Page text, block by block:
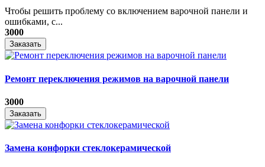
​Чтобы решить проблему со включением варочной панели и
ошибками, с...
3000
Заказать
Ремонт переключения режимов на варочной панели
3000
Заказать
Замена конфорки стеклокерамической